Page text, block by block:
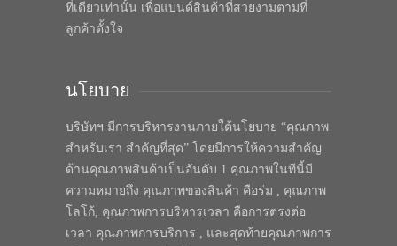
ที่เดียวเท่านั้น เพื่อแบนด์สินค้าที่สวยงามตามที่
ลูกค้าตั้งใจ
นโยบาย
บริษัทฯ มีการบริหารงานภายใต้นโยบาย “คุณภาพ
สำหรับเรา สำคัญที่สุด” โดยมีการให้ความสำคัญ
ด้านคุณภาพสินค้าเป็นอันดับ 1 คุณภาพในทีนี้มี
ความหมายถึง คุณภาพของสินค้า คือร่ม , คุณภาพ
โลโก้, คุณภาพการบริหารเวลา คือการตรงต่อ
เวลา คุณภาพการบริการ , และสุดท้ายคุณภาพการ